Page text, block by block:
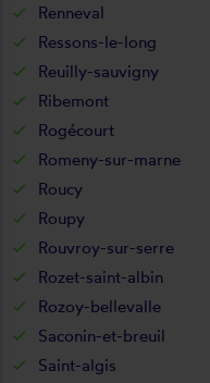
Renneval
Ressons-le-long
Reuilly-sauvigny
Ribemont
Rogécourt
Romeny-sur-marne
Roucy
Roupy
Rouvroy-sur-serre
Rozet-saint-albin
Rozoy-bellevalle
Saconin-et-breuil
Saint-algis